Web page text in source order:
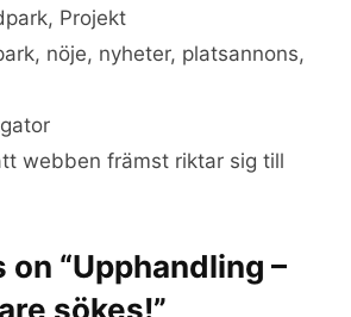
, Projekt
, nöje, nyheter, platsannons,
webben främst riktar sig till
“Upphandling –
sökes!”